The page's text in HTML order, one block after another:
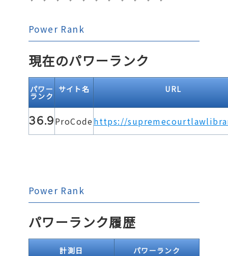
Power Rank
現在のパワーランク
パワー
ランク
サイト名 URL
36.9ProCodehttps://
Power Rank
パワーランク履歴
計測日 パワーランク